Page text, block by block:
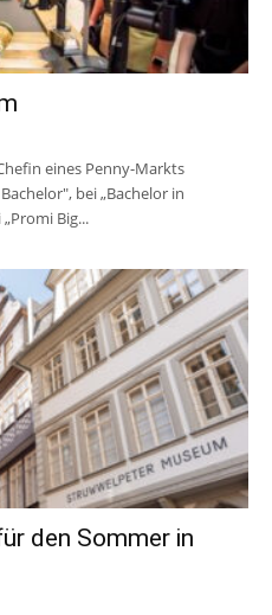
eines Penny-Markts
bei „Bachelor in
Big...
den Sommer in